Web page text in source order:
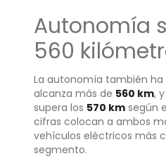
Autonomía
560
La autonomía también ha
alcanza más de 560 km,
supera los 570 km según
cifras colocan a ambos
vehículos eléctricos más
segmento.